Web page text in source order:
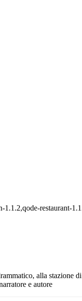
restaurant-
alla stazione
e autore